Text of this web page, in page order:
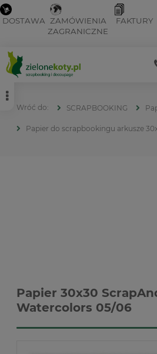
DOSTAWA ZAMÓWIENIA
ZAGRANICZNE
FAKTURY
SCRAPBOOKING
Papier do scrapbookingu arkusze
Papier 30x30
Watercolors 05/06